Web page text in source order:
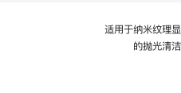
适用于纳米纹理
的抛光清